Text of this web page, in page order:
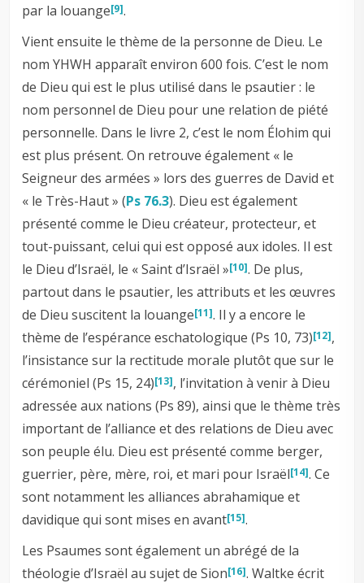
par la louange[9].
Vient ensuite le thème de la personne de Dieu. Le
nom YHWH apparaît environ 600 fois. C’est le nom
de Dieu qui est le plus utilisé dans le psautier : le
nom personnel de Dieu pour une relation de piété
personnelle. Dans le livre 2, c’est le nom Élohim qui
est plus présent. On retrouve également « le
Seigneur des armées » lors des guerres de David et
« le Très-Haut » (Ps 76.3). Dieu est également
présenté comme le Dieu créateur, protecteur, et
tout-puissant, celui qui est opposé aux idoles. Il est
le Dieu d’Israël, le « Saint d’Israël »[10]. De plus,
partout dans le psautier, les attributs et les œuvres
de Dieu suscitent la louange[11]. Il y a encore le
thème de l’espérance eschatologique (Ps 10, 73)[12],
l’insistance sur la rectitude morale plutôt que sur le
cérémoniel (Ps 15, 24)[13], l’invitation à venir à Dieu
adressée aux nations (Ps 89), ainsi que le thème très
important de l’alliance et des relations de Dieu avec
son peuple élu. Dieu est présenté comme berger,
guerrier, père, mère, roi, et mari pour Israël[14]. Ce
sont notamment les alliances abrahamique et
davidique qui sont mises en avant[15].
Les Psaumes sont également un abrégé de la
théologie d’Israël au sujet de Sion[16]. Waltke écrit